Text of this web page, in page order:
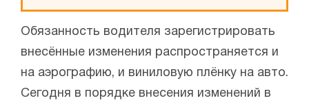
Обязанность водителя зарегистрировать
внесённые изменения распространяется и
на аэрографию, и виниловую плёнку на авто.
Сегодня в порядке внесения изменений в